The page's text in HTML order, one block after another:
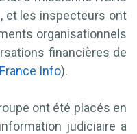
et les inspecteurs ont
organisationnels
financières de
France Info).
ont été placés en
judiciaire a